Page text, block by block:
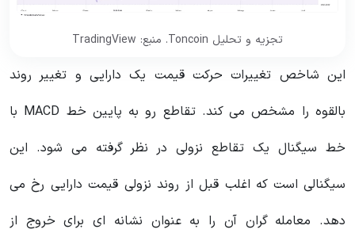
تجزیه و تحلیل Toncoin. منبع: TradingView
این شاخص تغییرات حرکت قیمت یک دارایی و تغییر روند
بالقوه را مشخص می کند. تقاطع رو به پایین خط MACD با
خط سیگنال یک تقاطع نزولی در نظر گرفته می شود. این
سیگنالی است که اغلب قبل از روند نزولی قیمت دارایی رخ می
دهد. معامله گران آن را به عنوان نشانه ای برای خروج از